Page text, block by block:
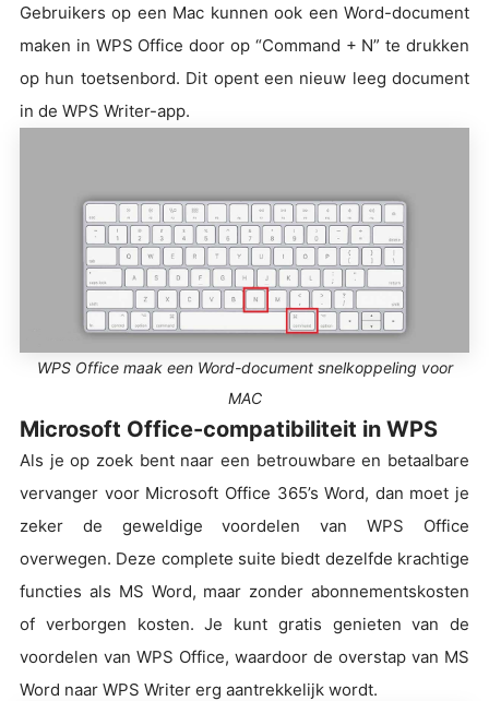
Gebruikers op een Mac kunnen ook een Word-document
maken in WPS Office door op “Command + N” te drukken
op hun toetsenbord. Dit opent een nieuw leeg document
in de WPS Writer-app.
WPS Office maak een Word-document snelkoppeling voor
MAC
Microsoft Office-compatibiliteit in WPS
Als je op zoek bent naar een betrouwbare en betaalbare
vervanger voor Microsoft Office 365’s Word, dan moet je
zeker de geweldige voordelen van WPS Office
overwegen. Deze complete suite biedt dezelfde krachtige
functies als MS Word, maar zonder abonnementskosten
of verborgen kosten. Je kunt gratis genieten van de
voordelen van WPS Office, waardoor de overstap van MS
Word naar WPS Writer erg aantrekkelijk wordt.